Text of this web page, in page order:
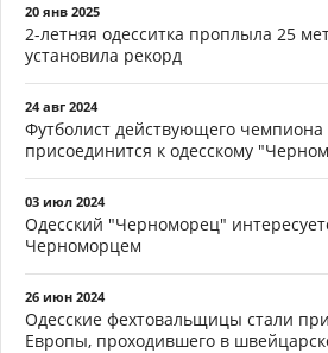
20 янв 2025
2-летняя одесситка проплыла 25
установила рекорд
24 авг 2024
Футболист действующего
присоединится к одесскому
03 июл 2024
Одесский "Черноморец"
Черноморцем
26 июн 2024
Одесские фехтовальщицы стали
Европы, проходившего в